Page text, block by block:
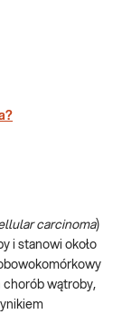
carcinoma)
i stanowi około
chorób wątroby,